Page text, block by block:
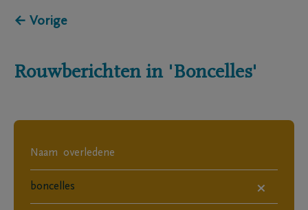
← Vorige
Rouwberichten in 'Boncelles'
×